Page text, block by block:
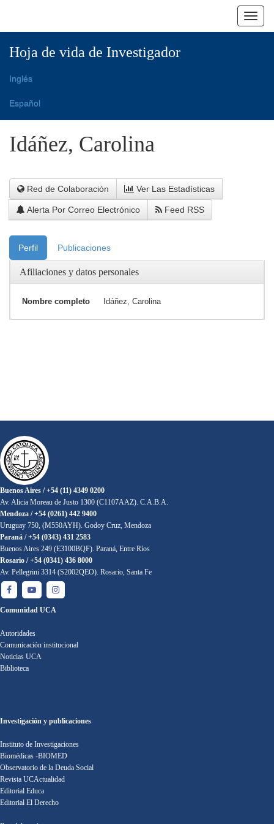
Hoja de vida de Investigador
Inglés
Español
Idáñez, Carolina
Red de Colaboración Ver Las Estadísticas
Alerta Por Correo Electrónico Feed RSS
Perfil Publicaciones
Afiliaciones y datos personales
Nombre completo Idáñez, Carolina
Buenos Aires / +54 (11) 4349 0200
Av. Alicia Moreau de Justo 1300 (C1107AAZ). C.A.B.A.
Mendoza / +54 (0261) 442 9400
Uruguay 750, (M550AYH). Godoy Cruz, Mendoza
Paraná / +54 (0343) 431 2583
Buenos Aires 249 (E3100BQF). Paraná, Entre Ríos
Rosario / +54 (0341) 436 8000
Av. Pellegrini 3314 (S2002QEO). Rosario, Santa Fe
Comunidad UCA
Autoridades
Comunicación institucional
Noticias UCA
Biblioteca
Investigación y publicaciones
Instituto de Investigaciones
Biomédicas -BIOMED
Observatorio de la Deuda Social
Revista UCActualidad
Editorial Educa
Editorial El Derecho